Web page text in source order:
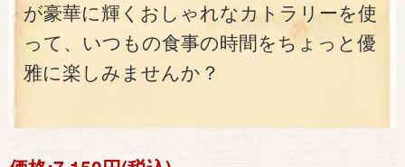
が豪華に輝くおしゃれなカトラリーを使
って、いつもの食事の時間をちょっと優
雅に楽しみませんか？